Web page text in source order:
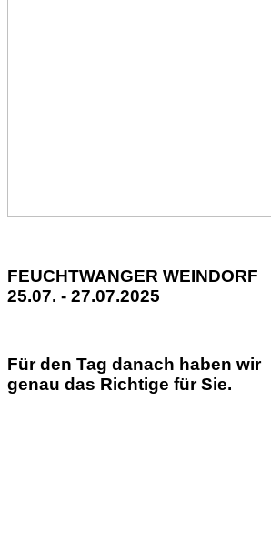
FEUCHTWANGER WEINDORF
25.07. - 27.07.2025
Für den Tag danach haben wir
genau das Richtige für Sie.